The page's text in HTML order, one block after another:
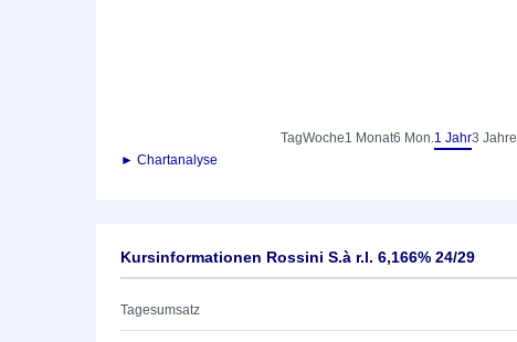
TagWoche1 Monat6 Mon.1 Jahr3 Jahre
► Chartanalyse
Kursinformationen Rossini S.à r.l. 6,166% 24/29
Tagesumsatz